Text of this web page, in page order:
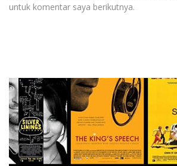
untuk komentar saya berikutnya.